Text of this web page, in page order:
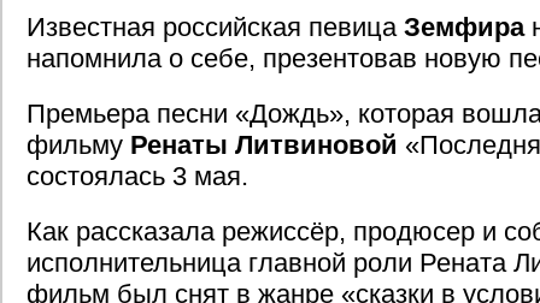
Известная российская певица Земфира
напомнила о себе, презентовав новую
Премьера песни «Дождь», которая
фильму Ренаты Литвиновой
состоялась 3 мая.
Как рассказала режиссёр, продюсер и
исполнительница главной роли Рената
фильм был снят в жанре «сказки в